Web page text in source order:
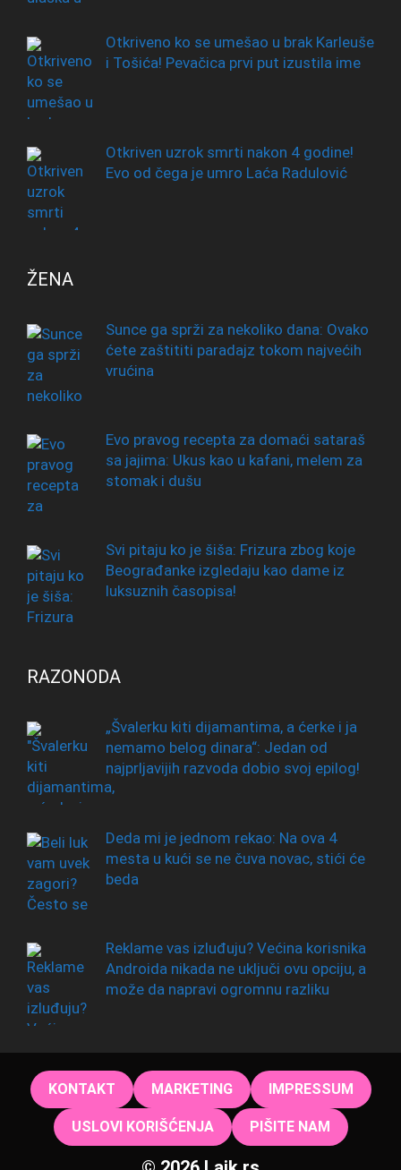
Otkriveno ko se umešao u brak Karleuše
i Tošića! Pevačica prvi put izustila ime
Otkriven uzrok smrti nakon 4 godine!
Evo od čega je umro Laća Radulović
ŽENA
Sunce ga sprži za nekoliko dana: Ovako
ćete zaštititi paradajz tokom najvećih
vrućina
Evo pravog recepta za domaći sataraš
sa jajima: Ukus kao u kafani, melem za
stomak i dušu
Svi pitaju ko je šiša: Frizura zbog koje
Beograđanke izgledaju kao dame iz
luksuznih časopisa!
RAZONODA
„Švalerku kiti dijamantima, a ćerke i ja
nemamo belog dinara“: Jedan od
najprljavijih razvoda dobio svoj epilog!
Deda mi je jednom rekao: Na ova 4
mesta u kući se ne čuva novac, stići će
beda
Reklame vas izluđuju? Većina korisnika
Androida nikada ne uključi ovu opciju, a
može da napravi ogromnu razliku
KONTAKT MARKETING IMPRESSUM
USLOVI KORIŠĆENJA PIŠITE NAM